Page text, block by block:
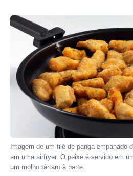
Imagem de um filé de panga empanado
em uma airfryer. O peixe é servido em
um molho tártaro à parte.